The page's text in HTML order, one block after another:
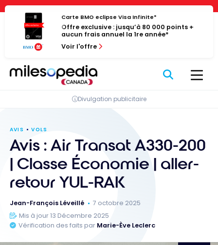
Panneau de gestion des cookies
Passer
contenu
Carte BMO eclipse Visa Infinite*
Offre exclusive : jusqu’à 80 000 points +
aucun frais annuel la 1re année*
Voir l'offre
Divulgation publicitaire
AVIS VOLS
Avis : Air Transat A330-200
| Classe Économie | aller-
retour YUL-RAK
Jean-François Léveillé
7 octobre 2025
Mis à jour 13 Décembre 2025
Vérification des faits par Marie-Ève Leclerc